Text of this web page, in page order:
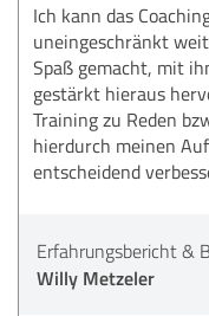
Ich kann das
uneingeschränkt
Spaß gemacht, mit
gestärkt hieraus
Training zu Reden
hierdurch meinen
entscheidend
Erfahrungsbericht &
Willy Metzeler